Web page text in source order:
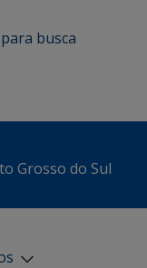
busca
Grosso do Sul